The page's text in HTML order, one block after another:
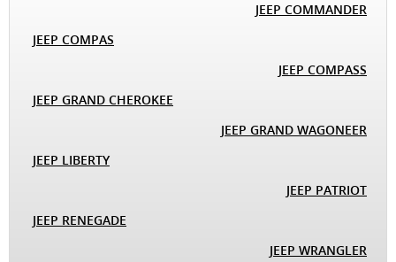
JEEP COMMANDER
JEEP COMPAS
JEEP COMPASS
JEEP GRAND CHEROKEE
JEEP GRAND WAGONEER
JEEP LIBERTY
JEEP PATRIOT
JEEP RENEGADE
JEEP WRANGLER